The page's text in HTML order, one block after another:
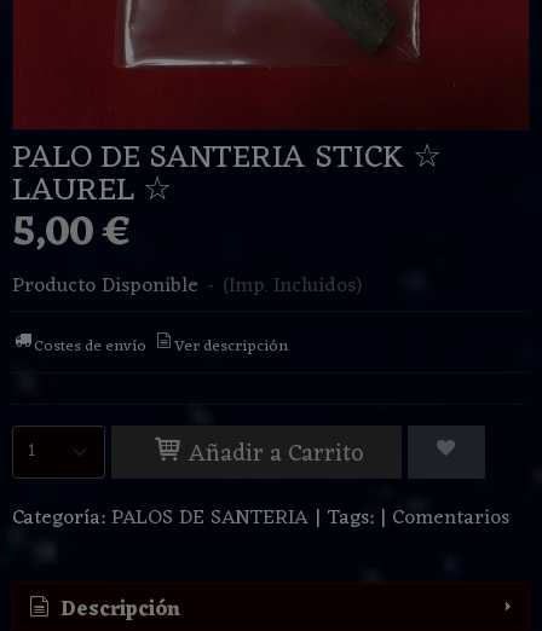
PALO DE SANTERIA STICK ☆
LAUREL ☆
5,00 €
Producto Disponible - (Imp. Incluidos)
Costes de envío Ver descripción
Añadir a Carrito
Categoría:PALOS DE SANTERIA | Tags: | Comentarios
Descripción